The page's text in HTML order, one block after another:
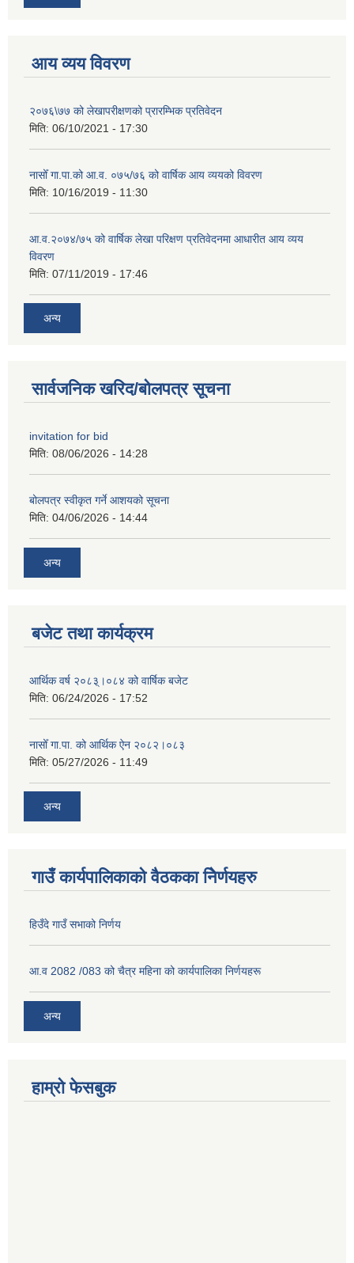
आय व्यय विवरण
२०७६\७७ को लेखापरीक्षणको प्रारम्भिक प्रतिवेदन
मिति: 06/10/2021 - 17:30
नासोँ गा.पा.को आ.व. ०७५/७६ को वार्षिक आय व्ययको विवरण
मिति: 10/16/2019 - 11:30
आ.व.२०७४/७५ को वार्षिक लेखा परिक्षण प्रतिवेदनमा आधारीत आय व्यय
विवरण
मिति: 07/11/2019 - 17:46
अन्य
सार्वजनिक खरिद/बोलपत्र सूचना
invitation for bid
मिति: 08/06/2026 - 14:28
बोलपत्र स्वीकृत गर्ने आशयको सूचना
मिति: 04/06/2026 - 14:44
अन्य
बजेट तथा कार्यक्रम
आर्थिक वर्ष २०८३्।०८४ को वार्षिक बजेट
मिति: 06/24/2026 - 17:52
नासोँ गा.पा. को आर्थिक ऐन २०८२।०८३
मिति: 05/27/2026 - 11:49
अन्य
गाउँ कार्यपालिकाको वैठकका निेर्णयहरु
हिउँदे गाउँ सभाको निर्णय
आ.व 2082 /083 को चैत्र महिना को कार्यपालिका निर्णयहरू
अन्य
हाम्रो फेसबुक